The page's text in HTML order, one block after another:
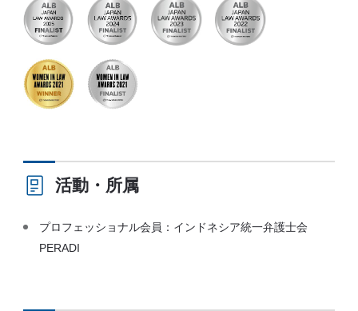
活動・所属
プロフェッショナル会員：インドネシア統一弁護士会
PERADI